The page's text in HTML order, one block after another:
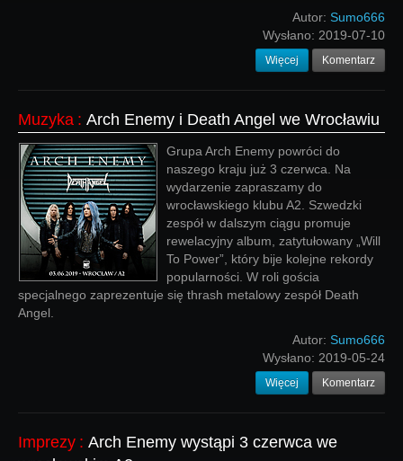
Autor: Sumo666
Wysłano: 2019-07-10
Więcej Komentarz
Muzyka : Arch Enemy i Death Angel we Wrocławiu
Grupa Arch Enemy powróci do
naszego kraju już 3 czerwca. Na
wydarzenie zapraszamy do
wrocławskiego klubu A2. Szwedzki
zespół w dalszym ciągu promuje
rewelacyjny album, zatytułowany „Will
To Power”, który bije kolejne rekordy
popularności. W roli gościa
specjalnego zaprezentuje się thrash metalowy zespół Death
Angel.
Autor: Sumo666
Wysłano: 2019-05-24
Więcej Komentarz
Imprezy : Arch Enemy wystąpi 3 czerwca we